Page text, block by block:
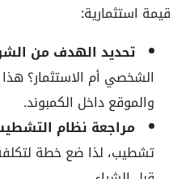
قيمة استثمارية:
تحديد الهدف من
الشخصي أم الاستثمار؟ هذا
والموقع داخل الكمبوند.
مراجعة نظام
تشطيب، لذا ضع خطة